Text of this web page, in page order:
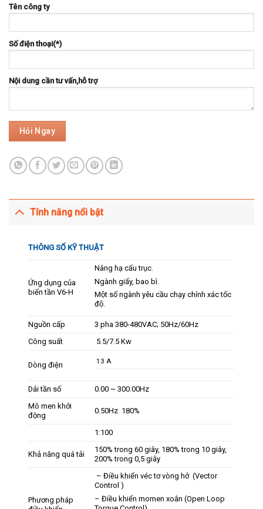
Tên công ty
Số điện thoại(*)
Nội dung cần tư vấn,hỗ trợ
Tính năng nổi bật
THÔNG SỐ KỸ THUẬT
Ứng dụng của
biến tần V6-H
Nâng hạ cấu trục.
Ngành giấy, bao bì.
Một số ngành yêu cầu chạy chính xác tốc
độ.
Nguồn cấp
3 pha 380-480VAC; 50Hz/60Hz
Công suất
5.5/7.5 Kw
Dòng điện 13 A
Dải tần số
0.00 ~ 300.00Hz
Mô men khởi
động
0.50Hz 180%
1:100
Khả năng quá tải
150% trong 60 giây, 180% trong 10 giây,
200% trong 0,5 giây
Phương pháp
– Điều khiển véc tơ vòng hở (Vector
Control )
– Điều khiển momen xoắn (Open Loop